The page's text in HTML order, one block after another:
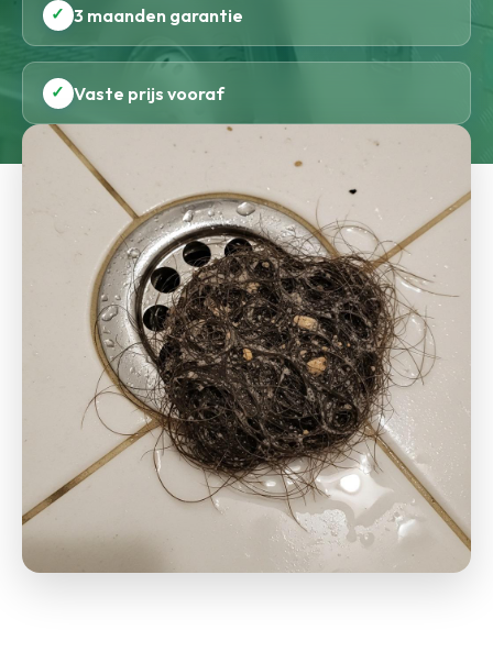
✓ 3 maanden garantie
✓ Vaste prijs vooraf